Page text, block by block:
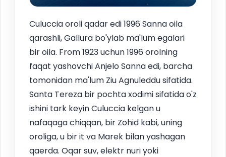
Culuccia oroli qadar edi 1996 Sanna oila
qarashli, Gallura bo'ylab ma'lum egalari
bir oila. From 1923 uchun 1996 orolning
faqat yashovchi Anjelo Sanna edi, barcha
tomonidan ma'lum Ziu Agnuleddu sifatida.
Santa Tereza bir pochta xodimi sifatida o'z
ishini tark keyin Culuccia kelgan u
nafaqaga chiqqan, bir Zohid kabi, uning
oroliga, u bir it va Marek bilan yashagan
qaerda. Oqar suv, elektr nuri yoki